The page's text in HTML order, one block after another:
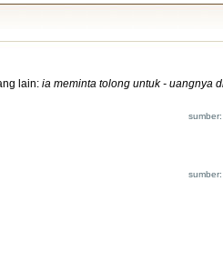
lain: ia meminta tolong untuk - uangnya